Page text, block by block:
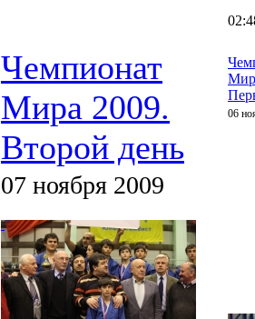
Чемпионат
Мира 2009.
Второй день
07 ноября 2009
06